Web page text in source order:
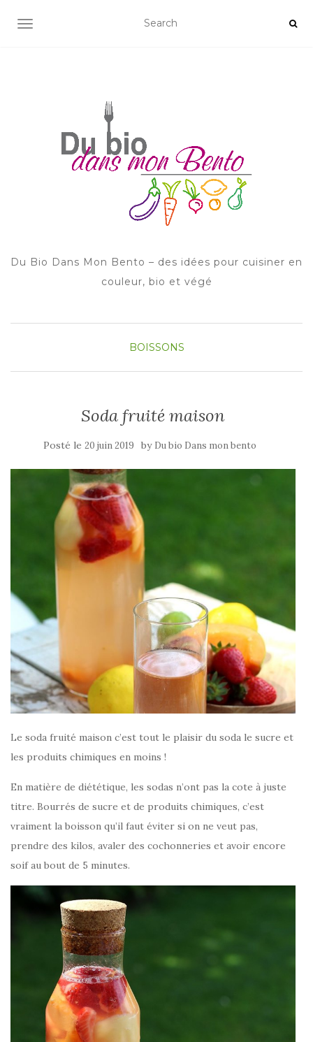
AFFICHER/MASQUER LA NAVIGATION
Du Bio Dans Mon Bento – des idées pour cuisiner en
couleur, bio et végé
BOISSONS
Soda fruité maison
Posté le 20 juin 2019 by Du bio Dans mon bento
Le soda fruité maison c’est tout le plaisir du soda le sucre et
les produits chimiques en moins !
En matière de diététique, les sodas n’ont pas la cote à juste
titre. Bourrés de sucre et de produits chimiques, c’est
vraiment la boisson qu’il faut éviter si on ne veut pas,
prendre des kilos, avaler des cochonneries et avoir encore
soif au bout de 5 minutes.